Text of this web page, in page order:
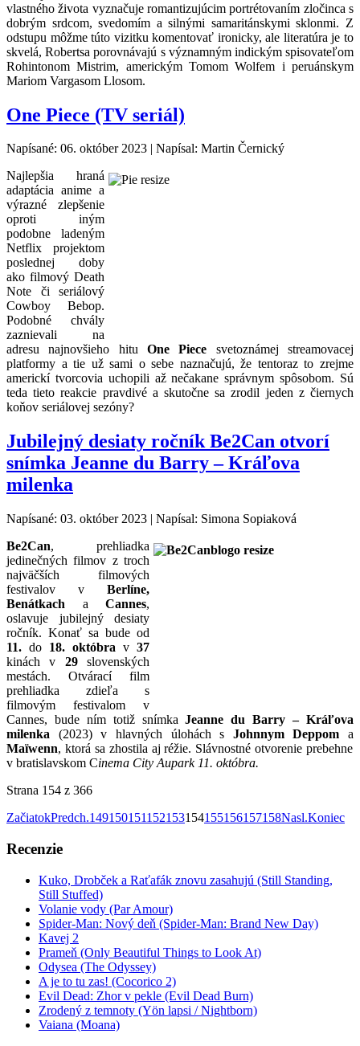
vlastného života vyznačuje romantizujúcim portrétovaním zločinca s
dobrým srdcom, svedomím a silnými samaritánskymi sklonmi. Z
odstupu môžme túto vizitku komentovať ironicky, ale literatúra je to
skvelá, Robertsa porovnávajú s významným indickým spisovateľom
Rohintonom Mistrim, americkým Tomom Wolfem i peruánskym
Mariom Vargasom Llosom.
One Piece (TV seriál)
Napísané: 06. október 2023
Napísal: Martin Černický
Najlepšia hraná
adaptácia anime a
výrazné zlepšenie
oproti iným
podobne ladeným
Netflix projektom
poslednej doby
ako filmový Death
Note či seriálový
Cowboy Bebop.
Podobné chvály
zaznievali na
adresu najnovšieho hitu One Piece svetoznámej streamovacej
platformy a tie už sami o sebe naznačujú, že tentoraz to zrejme
americkí tvorcovia uchopili až nečakane správnym spôsobom. Sú
teda tieto reakcie pravdivé a skutočne sa zrodil jeden z čiernych
koňov seriálovej sezóny?
Jubilejný desiaty ročník Be2Can otvorí
snímka Jeanne du Barry – Kráľova
milenka
Napísané: 03. október 2023 | Napísal: Simona Sopiaková
Be2Can, prehliadka
jedinečných filmov z troch
najväčších filmových
festivalov v Berlíne,
Benátkach a Cannes,
oslavuje jubilejný desiaty
ročník. Konať sa bude od
11. do 18. októbra v 37
kinách v 29slovenských
mestách. Otvárací film
prehliadka zdieľa s
filmovým festivalom v
Cannes, bude ním totiž snímkaJeanne du Barry – Kráľova
milenka (2023) v hlavných úlohách s Johnnym Deppom a
Maïwenn, ktorá sa zhostila aj réžie. Slávnostné otvorenie prebehne
v bratislavskom Cinema City Aupark 11. októbra.
Strana 154 z 366
ZačiatokPredch.149150151152153154155156157158Nasl.Koniec
Recenzie
Kuko, Drobček a Raťafák znovu zasahujú (Still Standing,
Still Stuffed)
Volanie vody (Par Amour)
Spider-Man: Nový deň (Spider-Man: Brand New Day)
Kavej 2
Prameň (Only Beautiful Things to Look At)
Odysea (The Odyssey)
A je to tu zas! (Cocorico 2)
Evil Dead: Zhor v pekle (Evil Dead Burn)
Zrodený z temnoty (Yön lapsi / Nightborn)
Vaiana (Moana)